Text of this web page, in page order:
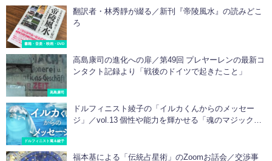
書籍・音楽・映画・DVD
翻訳者・林秀靜が綴る／新刊『帝陵風水』の読みどこ
ろ
高島康司
高島康司の進化への扉／第49回 プレヤーレンの最新コ
ンタクト記録より「戦後のドイツで起きたこと」
ドルフィニスト篤＆綾子
ドルフィニスト綾子の「イルカくんからのメッセー
ジ」／vol.13 個性や能力を輝かせる「魂のマジックカ
福本基による「伝統占星術」のZoomお話会／交渉事